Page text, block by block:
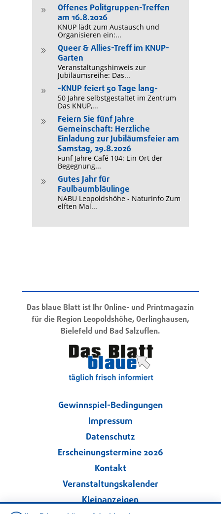
9
Offenes Politgruppen-Treffen
am 16.8.2026
KNUP lädt zum Austausch und
Organisieren ein:...
9
Queer & Allies-Treff im KNUP-
Garten
Veranstaltungshinweis zur
Jubiläumsreihe: Das...
9 -KNUP feiert 50 Tage lang-
50 Jahre selbstgestaltet im Zentrum
Das KNUP,...
9
Feiern Sie fünf Jahre
Gemeinschaft: Herzliche
Einladung zur Jubiläumsfeier am
Samstag, 29.8.2026
Fünf Jahre Café 104: Ein Ort der
Begegnung...
9
Gutes Jahr für
Faulbaumbläulinge
NABU Leopoldshöhe - Naturinfo Zum
elften Mal...
Das blaue Blatt ist Ihr Online- und Printmagazin
für die Region Leopoldshöhe, Oerlinghausen,
Bielefeld und Bad Salzuflen.
Gewinnspiel-Bedingungen
Impressum
Datenschutz
Erscheinungstermine 2026
Kontakt
Veranstaltungskalender
Kleinanzeigen